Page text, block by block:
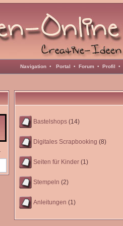
Navigation • Portal • Forum • Profil •
Bastelshops (14)
Digitales Scrapbooking (8)
Seiten für Kinder (1)
Stempeln (2)
Anleitungen (1)